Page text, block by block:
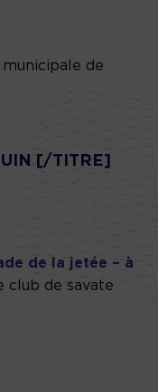
municipale de
[/TITRE]
de la jetée – à
club de savate